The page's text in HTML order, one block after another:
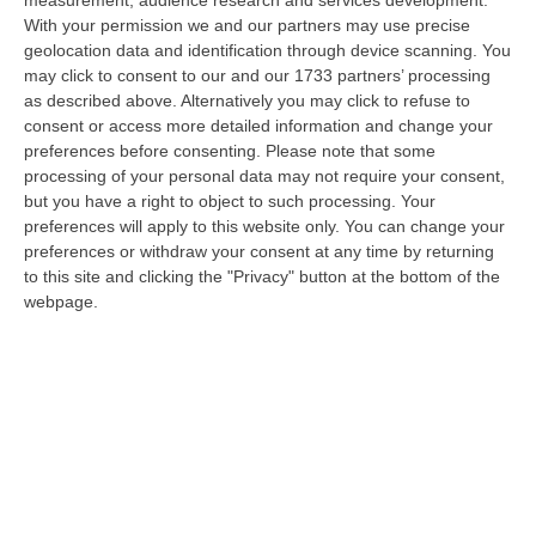
With your permission we and our partners may use precise
geolocation data and identification through device scanning. You
may click to consent to our and our 1733 partners’ processing
as described above. Alternatively you may click to refuse to
consent or access more detailed information and change your
preferences before consenting.
Please note that some
processing of your personal data may not require your consent,
but you have a right to object to such processing. Your
preferences will apply to this website only. You can change your
preferences or withdraw your consent at any time by returning
to this site and clicking the "Privacy" button at the bottom of the
webpage.
Meteo, Ondata Di Caldo Estremo Fino A Ferragosto
“Nella giornata di oggi ancora temporali, in alcuni casi molto intensi, sui
rilievi di Alpi e Appennini, e in locale estensione fin verso le…
09 Agosto, 15:10
Razionalizzazione Della Spesa Sanitaria E Acquisti Sotto Controllo.
La Strategia “anti-Sprechi” Della Regione
“CATANZARO La razionalizzazione della spesa sanitaria passa dalla
centralizzazione degli acquisti. È una delle direttrici individuate dalla…
09 Agosto, 14:37